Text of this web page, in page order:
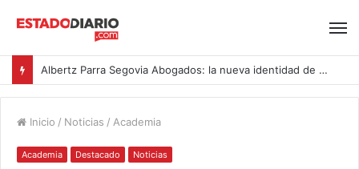
Albertz Parra Segovia Abogados: la nueva identidad de Segovia Consulting
Inicio / Noticias / Academia
Academia Destacado Noticias